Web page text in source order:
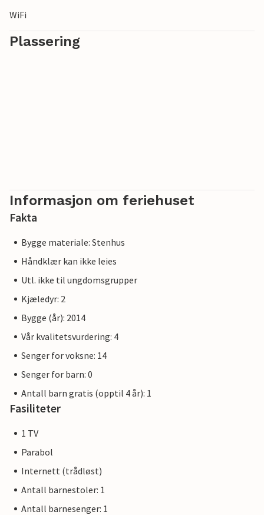
WiFi
Plassering
Informasjon om feriehuset
Fakta
Bygge materiale: Stenhus
Håndklær kan ikke leies
Utl. ikke til ungdomsgrupper
Kjæledyr: 2
Bygge (år): 2014
Vår kvalitetsvurdering: 4
Senger for voksne: 14
Senger for barn: 0
Antall barn gratis (opptil 4 år): 1
Fasiliteter
1 TV
Parabol
Internett (trådløst)
Antall barnestoler: 1
Antall barnesenger: 1